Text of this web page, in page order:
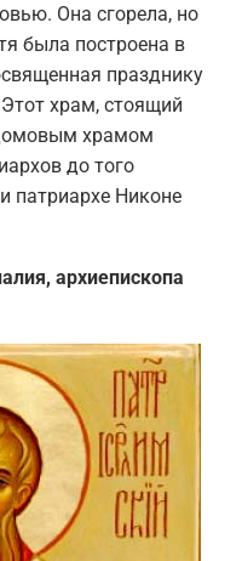
Она сгорела, но
была построена в
празднику
храм, стоящий
храмом
до того
патриархе Никоне
архиепископа